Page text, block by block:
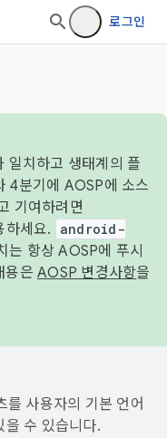
로그인
일치하고 생태계의 플
4분기에 AOSP에 소스
기여하려면
하세요.
android-
는 항상 AOSP에 푸시
용은 AOSP 변경사항을
사용자의 기본 언어
을 수 있습니다.